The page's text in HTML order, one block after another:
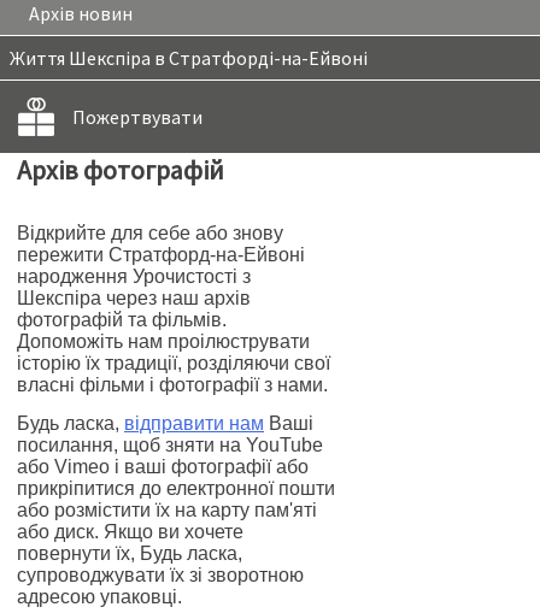
Архів новин
Життя Шекспіра в Стратфорді-на-Ейвоні
Пожертвувати
Архів фотографій
Відкрийте для себе або знову
пережити Стратфорд-на-Ейвоні
народження Урочистості з
Шекспіра через наш архів
фотографій та фільмів.
Допоможіть нам проілюструвати
історію їх традиції, розділяючи свої
власні фільми і фотографії з нами.
Будь ласка, відправити нам Ваші
посилання, щоб зняти на YouTube
або Vimeo і ваші фотографії або
прикріпитися до електронної пошти
або розмістити їх на карту пам'яті
або диск. Якщо ви хочете
повернути їх, Будь ласка,
супроводжувати їх зі зворотною
адресою упаковці.